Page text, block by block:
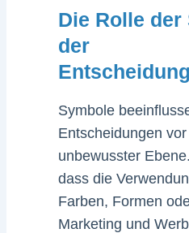
Die Rolle der
der
Symbole
Entscheidungen
unbewusster
dass die
Farben, Formen
Marketing und